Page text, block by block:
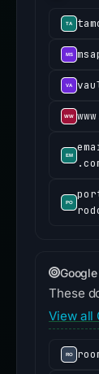
These
View all